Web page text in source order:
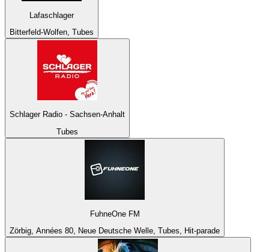
Lafaschlager
Bitterfeld-Wolfen, Tubes
Schlager Radio - Sachsen-Anhalt
Tubes
FuhneOne FM
Zörbig, Années 80, Neue Deutsche Welle, Tubes, Hit-parade